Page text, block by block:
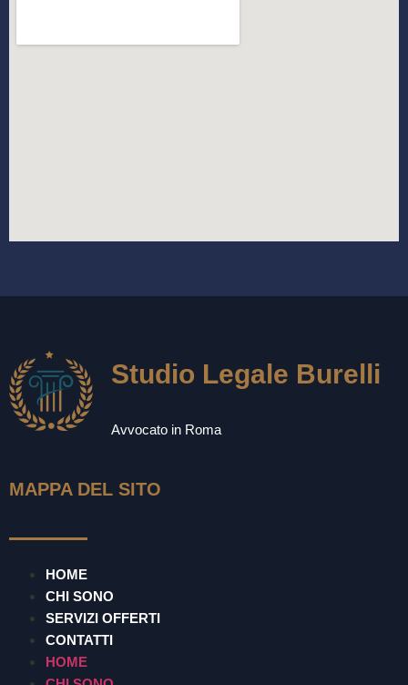
Studio Legale Burelli
Avvocato in Roma
MAPPA DEL SITO
HOME
CHI SONO
SERVIZI OFFERTI
CONTATTI
HOME